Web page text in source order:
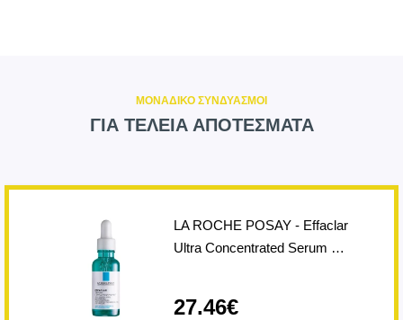
ΜΟΝΑΔΙΚΟ ΣΥΝΔΥΑΣΜΟΙ
ΓΙΑ ΤΕΛΕΙΑ ΑΠΟΤΕΣΜΑΤΑ
LA ROCHE POSAY - Effaclar
Ultra Concentrated Serum …
27.46€